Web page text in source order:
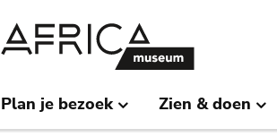
Plan je bezoek Zien & doen